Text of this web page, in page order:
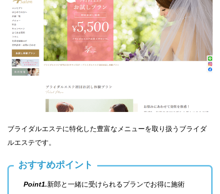
ブライダルエステに特化した豊富なメニューを取り扱うブライダ
ルエステです。
おすすめポイント
Point1.新郎と一緒に受けられるプランでお得に施術